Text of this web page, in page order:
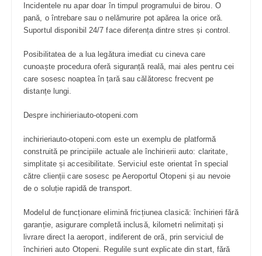
Incidentele nu apar doar în timpul programului de birou. O
pană, o întrebare sau o nelămurire pot apărea la orice oră.
Suportul disponibil 24/7 face diferența dintre stres și control.
Posibilitatea de a lua legătura imediat cu cineva care
cunoaște procedura oferă siguranță reală, mai ales pentru cei
care sosesc noaptea în țară sau călătoresc frecvent pe
distanțe lungi.
Despre inchirieriauto-otopeni.com
inchirieriauto-otopeni.com este un exemplu de platformă
construită pe principiile actuale ale închirierii auto: claritate,
simplitate și accesibilitate. Serviciul este orientat în special
către clienții care sosesc pe Aeroportul Otopeni și au nevoie
de o soluție rapidă de transport.
Modelul de funcționare elimină fricțiunea clasică: închirieri fără
garanție, asigurare completă inclusă, kilometri nelimitați și
livrare direct la aeroport, indiferent de oră, prin serviciul de
închirieri auto Otopeni. Regulile sunt explicate din start, fără